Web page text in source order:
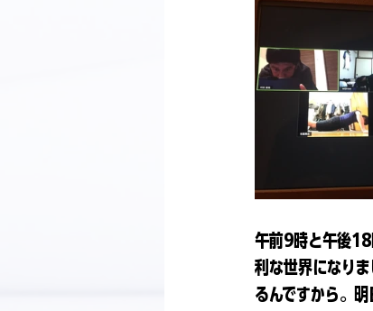
午前9時と午後18
利な世界になり
るんですから。